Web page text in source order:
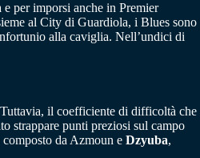
per imporsi anche in Premier
al City di Guardiola, i Blues sono
alla caviglia. Nell’undici di
il coefficiente di difficoltà che
strappare punti preziosi sul campo
da Azmoun e Dzyuba,